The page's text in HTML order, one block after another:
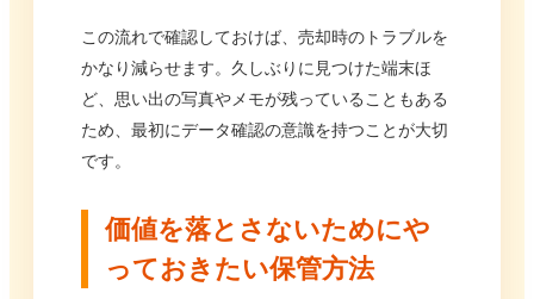
この流れで確認しておけば、売却時のトラブルを
かなり減らせます。久しぶりに見つけた端末ほ
ど、思い出の写真やメモが残っていることもある
ため、最初にデータ確認の意識を持つことが大切
です。
価値を落とさないためにや
っておきたい保管方法